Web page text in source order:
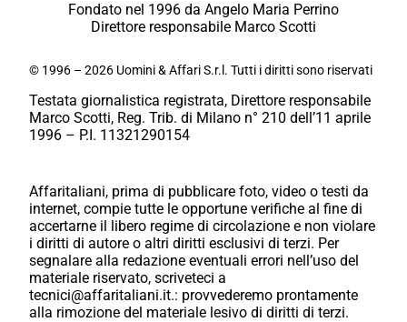
Fondato nel 1996 da Angelo Maria Perrino
Direttore responsabile Marco Scotti
© 1996 – 2026 Uomini & Affari S.r.l. Tutti i diritti sono riservati
Testata giornalistica registrata, Direttore responsabile
Marco Scotti, Reg. Trib. di Milano n° 210 dell’11 aprile
1996 – P.I. 11321290154
Affaritaliani, prima di pubblicare foto, video o testi da
internet, compie tutte le opportune verifiche al fine di
accertarne il libero regime di circolazione e non violare
i diritti di autore o altri diritti esclusivi di terzi. Per
segnalare alla redazione eventuali errori nell’uso del
materiale riservato, scriveteci a
tecnici@affaritaliani.it.: provvederemo prontamente
alla rimozione del materiale lesivo di diritti di terzi.